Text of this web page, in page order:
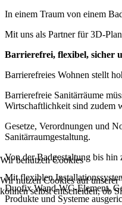
In einem Traum von einem
Mit uns als Partner für 3D-
Barrierefrei, flexibel, sicher
Barrierefreies Wohnen stellt
Barrierefreie Sanitärräume
Wirtschaftlichkeit sind zudem
Gesetze, Verordnungen und
Sanitärraumgestaltung.
Von der Badgestaltung bis
Mit flexiblen
Duofix Wand-WC-Element,
Produkte und Systeme
Wir benutzen Cookies
Wir nutzen Cookies auf
können selbst entscheiden, ob